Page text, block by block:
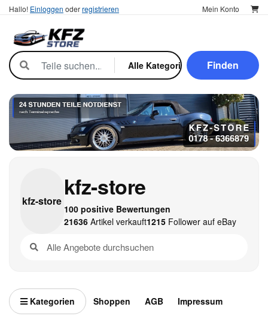
Hallo! Einloggen oderregistrieren Mein Konto
Finden
kfz-store
kfz-store
100 positive Bewertungen
21636Artikel verkauft1215Follower auf eBay
Kategorien Shoppen AGB Impressum